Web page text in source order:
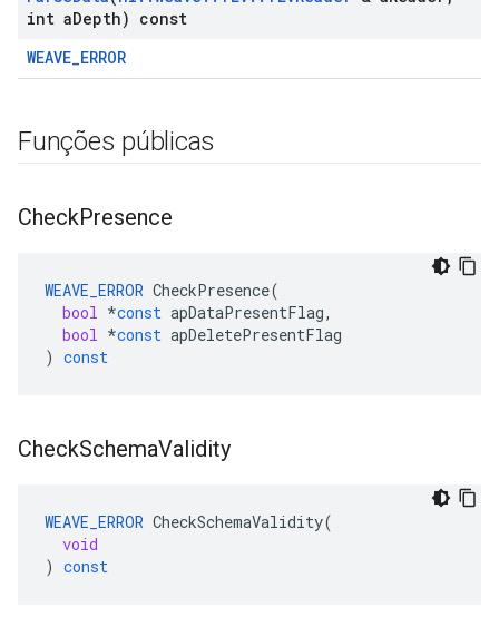
int aDepth) const
WEAVE_ERROR
Funções públicas
CheckPresence
WEAVE_ERROR CheckPresence(
bool *const apDataPresentFlag,
bool *const apDeletePresentFlag
) const
CheckSchemaValidity
WEAVE_ERROR CheckSchemaValidity(
void
) const